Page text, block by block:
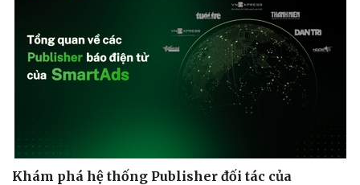
Khám phá hệ thống Publisher đối tác của